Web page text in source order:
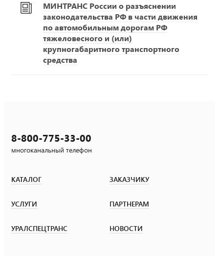
МИНТРАНС России о разъяснении
законодательства РФ в части движения
по автомобильным дорогам РФ
тяжеловесного и (или)
крупногабаритного транспортного
средства
8-800-775-33-00
многоканальный телефон
КАТАЛОГ ЗАКАЗЧИКУ
УСЛУГИ ПАРТНЕРАМ
УРАЛСПЕЦТРАНС НОВОСТИ